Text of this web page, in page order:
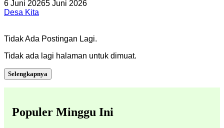
6 Juni 20265 Juni 2026
Desa Kita
Tidak Ada Postingan Lagi.
Tidak ada lagi halaman untuk dimuat.
Selengkapnya
Populer Minggu Ini